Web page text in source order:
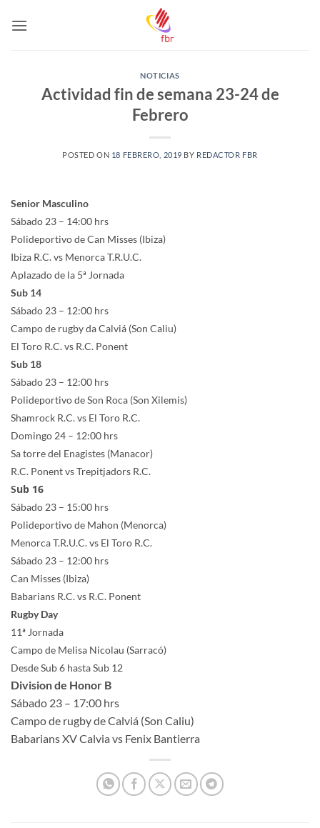
NOTICIAS
Actividad fin de semana 23-24 de
Febrero
POSTED ON 18 FEBRERO, 2019 BY REDACTOR FBR
Senior Masculino
Sábado 23 – 14:00 hrs
Polideportivo de Can Misses (Ibiza)
Ibiza R.C. vs Menorca T.R.U.C.
Aplazado de la 5ª Jornada
Sub 14
Sábado 23 – 12:00 hrs
Campo de rugby da Calviá (Son Caliu)
El Toro R.C. vs R.C. Ponent
Sub 18
Sábado 23 – 12:00 hrs
Polideportivo de Son Roca (Son Xilemis)
Shamrock R.C. vs El Toro R.C.
Domingo 24 – 12:00 hrs
Sa torre del Enagistes (Manacor)
R.C. Ponent vs Trepitjadors R.C.
Sub 16
Sábado 23 – 15:00 hrs
Polideportivo de Mahon (Menorca)
Menorca T.R.U.C. vs El Toro R.C.
Sábado 23 – 12:00 hrs
Can Misses (Ibiza)
Babarians R.C. vs R.C. Ponent
Rugby Day
11ª Jornada
Campo de Melisa Nicolau (Sarracó)
Desde Sub 6 hasta Sub 12
Division de Honor B
Sábado 23 – 17:00 hrs
Campo de rugby de Calviá (Son Caliu)
Babarians XV Calvia vs Fenix Bantierra